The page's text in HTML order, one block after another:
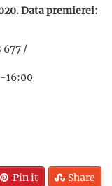
Data premierei:
677 /
16:00
Pin it Share